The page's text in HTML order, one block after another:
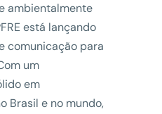
ambientalmente
está lançando
comunicação para
um
em
Brasil e no mundo,